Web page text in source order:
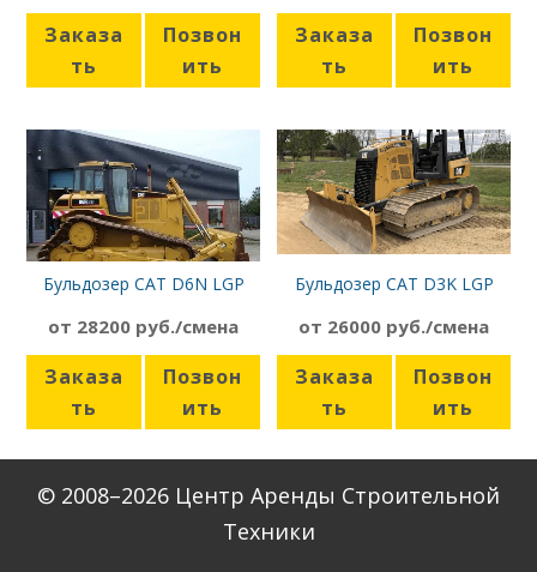
Заказа
ть
Позвон
ить
Заказа
ть
Позвон
ить
Бульдозер CAT D6N LGP
от 28200 руб./смена
Заказа
ть
Позвон
ить
Бульдозер CAT D3K LGP
от 26000 руб./смена
Заказа
ть
Позвон
ить
© 2008–2026 Центр Аренды Строительной
Техники